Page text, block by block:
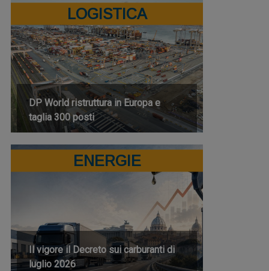
LOGISTICA
DP World ristruttura in Europa e
taglia 300 posti
ENERGIE
Il vigore il Decreto sui carburanti di
luglio 2026